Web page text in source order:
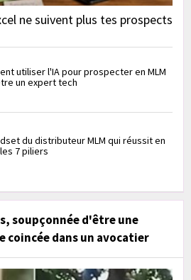
ne suivent plus tes prospects
utiliser l'IA pour prospecter en MLM
un expert tech
du distributeur MLM qui réussit en
7 piliers
soupçonnée d'être une
coincée dans un avocatier